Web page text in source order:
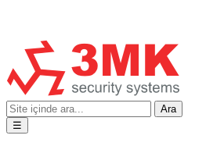
Ara
☰